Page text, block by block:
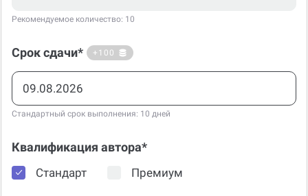
Рекомендуемое количество: 10
Срок сдачи* +100
Стандартный срок выполнения: 10 дней
Квалификация автора*
Стандарт Премиум